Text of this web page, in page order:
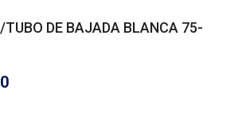
DE BAJADA BLANCA 75-